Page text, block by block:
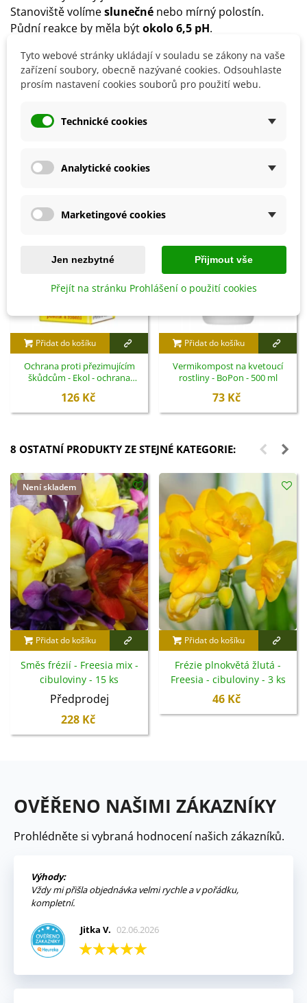
Stanoviště volímeslunečné nebo mírný polostín.
Půdní reakce by měla býtokolo 6,5 pH.
teplotě až 25 °C.
Detaily produktu
Přidat do košíku
Ochrana proti přezimujícím
škůdcům - Ekol - ochrana
126 Kč
Přidat do košíku
Vermikompost na kvetoucí
rostliny - BoPon - 500 ml
73 Kč
8 OSTATNÍ PRODUKTY ZE STEJNÉ KATEGORIE:
Není skladem
Přidat do košíku
Směs frézií - Freesia mix -
cibuloviny - 15 ks
Předprodej
228 Kč
Přidat do košíku
Frézie plnokvětá žlutá -
Freesia - cibuloviny - 3 ks
46 Kč
OVĚŘENO NAŠIMI ZÁKAZNÍKY
Prohlédněte si vybraná hodnocení našich zákazníků.
Výhody:
Vždy mi přišla objednávka velmi rychle a v pořádku,
kompletní.
Jitka V. 02.06.2026
Tyto webové stránky ukládají v souladu se zákony na vaše
zařízení soubory, obecně nazývané cookies. Odsouhlaste
prosím nastavení cookies souborů pro použití webu.
Technické cookies
Analytické cookies
Marketingové cookies
Jen nezbytné Přijmout vše
Přejít na stránku Prohlášení o použití cookies